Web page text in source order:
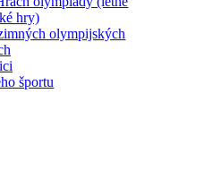
hry)
olympijských
športu